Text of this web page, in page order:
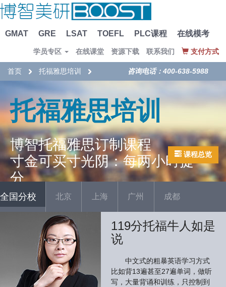
GMAT GRE LSAT TOEFL PLC课程 在线模考
学员专区 在线课堂 资源下载 联系我们 支付方式
首页 托福雅思培训 咨询电话：400-638-5988
托福雅思培训
博智托福雅思订制课程
寸金可买寸光阴：每两小时提一
分
课程总览
全国分校 北京 上海 广州 成都
119分托福牛人如是
说
中文式的粗暴英语学习方式
比如背13遍甚至27遍单词，做听
写，大量背诵和训练，只控制到